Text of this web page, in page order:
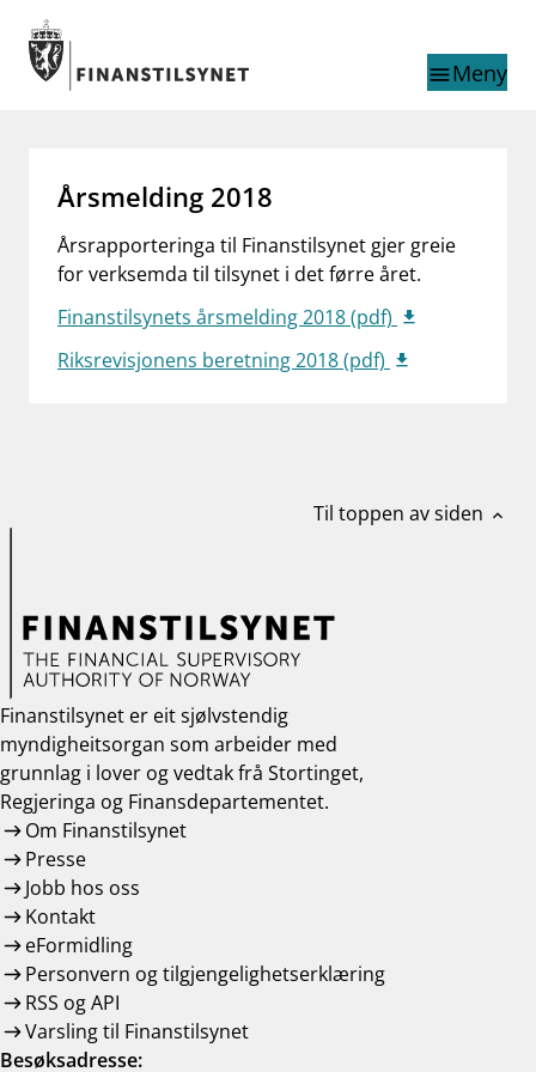
Gå til hovedinnhold
Gå til søkesiden
menuMeny
nettstedet
language
English
exist in English
English home page
Tilsyn
Aktuelt
Tema
dashboardInformasjon for investorer
notifications_noneAbonner på nyhetsvarsel
Årsmelding 2018
Årsrapporteringa til Finanstilsynet gjer greie
for verksemda til tilsynet i det førre året.
Finanstilsynets årsmelding 2018 (pdf)
Riksrevisjonens beretning 2018 (pdf)
Til toppen av siden expand_less
Finanstilsynet er eit sjølvstendig
myndigheitsorgan som arbeider med
grunnlag i lover og vedtak frå Stortinget,
Regjeringa og Finansdepartementet.
Om Finanstilsynet
Presse
Jobb hos oss
Kontakt
eFormidling
Personvern og tilgjengelighetserklæring
RSS og API
Varsling til Finanstilsynet
Besøksadresse: